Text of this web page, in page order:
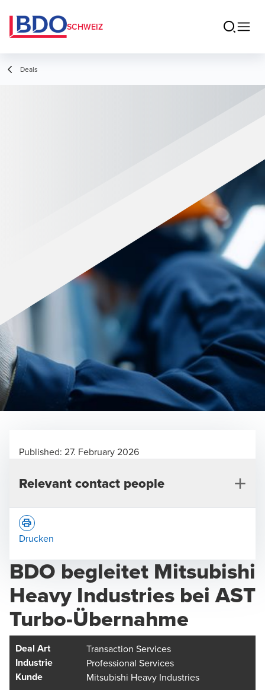
SCHWEIZ
Deals
BDO begleitet Mitsubishi
Heavy Industries bei AST
Turbo-Übernahme
Deal Art Transaction Services
Industrie Professional Services
Kunde Mitsubishi Heavy Industries
Published: 27. February 2026
Relevant contact people
Benjamin Haldimann
Leiter Transaction Services Schweiz, Zürich - Partner
Drucken